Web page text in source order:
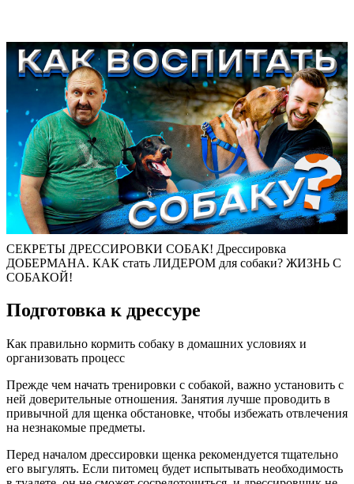
СЕКРЕТЫ ДРЕССИРОВКИ СОБАК! Дрессировка
ДОБЕРМАНА. КАК стать ЛИДЕРОМ для собаки? ЖИЗНЬ С
СОБАКОЙ!
Подготовка к дрессуре
Как правильно кормить собаку в домашних условиях и
организовать процесс
Прежде чем начать тренировки с собакой, важно установить с
ней доверительные отношения. Занятия лучше проводить в
привычной для щенка обстановке, чтобы избежать отвлечения
на незнакомые предметы.
Перед началом дрессировки щенка рекомендуется тщательно
его выгулять. Если питомец будет испытывать необходимость